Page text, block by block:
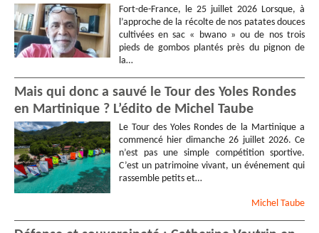
Fort-de-France, le 25 juillet 2026 Lorsque, à
l’approche de la récolte de nos patates douces
cultivées en sac « bwano » ou de nos trois
pieds de gombos plantés près du pignon de
la…
Mais qui donc a sauvé le Tour des Yoles Rondes
en Martinique ? L’édito de Michel Taube
Le Tour des Yoles Rondes de la Martinique a
commencé hier dimanche 26 juillet 2026. Ce
n’est pas une simple compétition sportive.
C’est un patrimoine vivant, un événement qui
rassemble petits et…
Michel Taube